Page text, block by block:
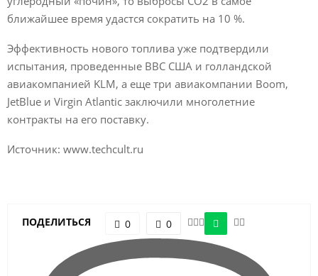
ближайшее время удастся сократить на 10 %.
Эффективность нового топлива уже подтвердили
испытания, проведенные ВВС США и голландской
авиакомпанией KLM, а еще три авиакомпании Boom,
JetBlue и Virgin Atlantic заключили многолетние
контракты на его поставку.
Источник: www.techcult.ru
ПОДЕЛИТЬСЯ 0 0